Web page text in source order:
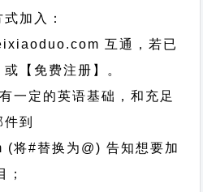
加入：
互通，若已
【免费注册】。
一定的英语基础，和充足
到
#替换为@) 告知想要加
；